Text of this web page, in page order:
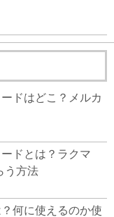
ドはどこ？メルカ
ドとは？ラクマ
う方法
何に使えるのか使